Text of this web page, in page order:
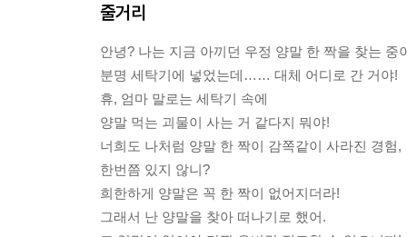
만약 다시 집에 돌아간다면, 은비랑 훨씬 더 사이좋
--- 본문 중에서
줄거리
안녕? 나는 지금 아끼던 우정 양말 한 짝을 찾는 중
분명 세탁기에 넣었는데…… 대체 어디로 간 거야!
휴, 엄마 말로는 세탁기 속에
양말 먹는 괴물이 사는 거 같다지 뭐야!
너희도 나처럼 양말 한 짝이 감쪽같이 사라진 경험,
한번쯤 있지 않니?
희한하게 양말은 꼭 한 짝이 없어지더라!
그래서 난 양말을 찾아 떠나기로 했어.